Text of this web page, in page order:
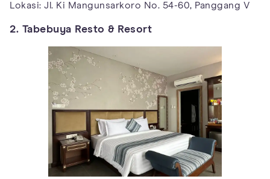
Lokasi: Jl. Ki Mangunsarkoro No. 54-60, Panggang V
2. Tabebuya Resto & Resort